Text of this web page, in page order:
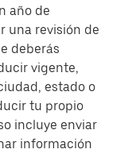
año de
una revisión de
deberás
vigente,
estado o
tu propio
incluye enviar
información